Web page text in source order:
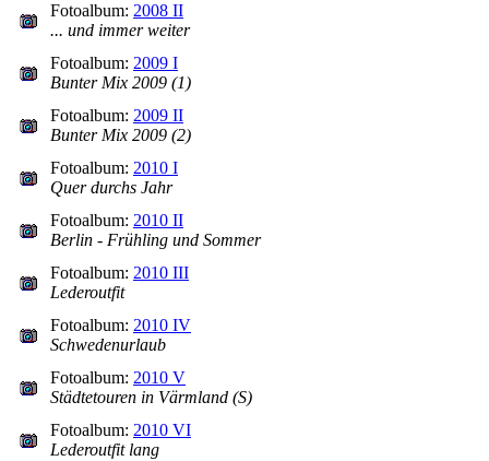
Fotoalbum: 2008 II
... und immer weiter
Fotoalbum: 2009 I
Bunter Mix 2009 (1)
Fotoalbum: 2009 II
Bunter Mix 2009 (2)
Fotoalbum: 2010 I
Quer durchs Jahr
Fotoalbum: 2010 II
Berlin - Frühling und Sommer
Fotoalbum: 2010 III
Lederoutfit
Fotoalbum: 2010 IV
Schwedenurlaub
Fotoalbum: 2010 V
Städtetouren in Värmland (S)
Fotoalbum: 2010 VI
Lederoutfit lang